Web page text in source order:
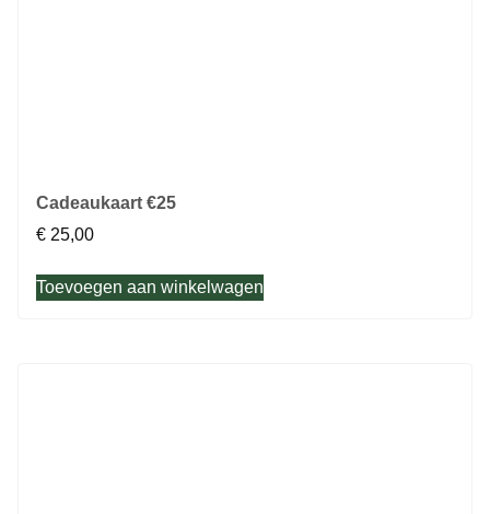
Cadeaukaart €25
€ 25,00
Toevoegen aan winkelwagen